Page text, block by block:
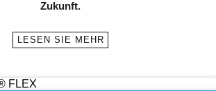
Zukunft.
LESEN SIE MEHR